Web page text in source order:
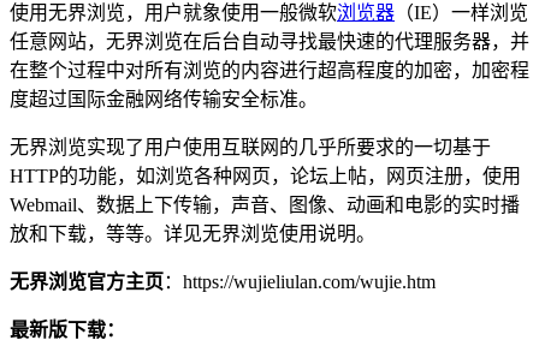
使用无界浏览，用户就象使用一般微软浏览器 （IE）一样浏览
任意网站，无界浏览在后台自动寻找最快速的代理服务器，并
在整个过程中对所有浏览的内容进行超高程度的加密，加密程
度超过国际金融网络传输安全标准。
无界浏览实现了用户使用互联网的几乎所要求的一切基于
HTTP的功能，如浏览各种网页，论坛上帖，网页注册，使用
Webmail、数据上下传输，声音、图像、动画和电影的实时播
放和下载，等等。详见无界浏览使用说明。
无界浏览官方主页 ：https://wujieliulan.com/wujie.htm
最新版下载：